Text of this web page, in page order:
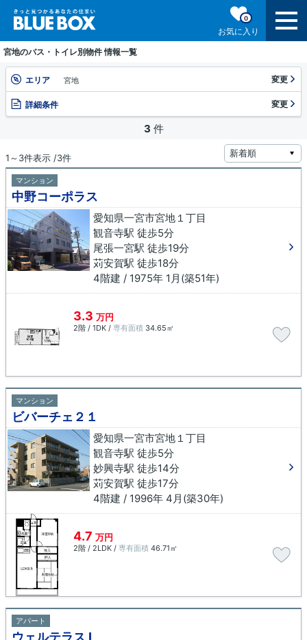
お気に入り
0
宮地のバス・トイレ別物件 情報一覧
エリア 宮地 変更
詳細条件 変更
3 件
1～3件表示 /3件
マンション
中野コーポラス
愛知県一宮市宮地１丁目
観音寺駅 徒歩5分
尾張一宮駅 徒歩19分
苅安賀駅 徒歩18分
4階建 / 1975年 1月(築51年)
3.3 万円
2階 / 1DK / 専有面積 34.65㎡
マンション
ビバーチェ２１
愛知県一宮市宮地１丁目
観音寺駅 徒歩5分
妙興寺駅 徒歩14分
苅安賀駅 徒歩17分
4階建 / 1996年 4月(築30年)
4.7 万円
2階 / 2LDK / 専有面積 46.71㎡
アパート
ウェルテラス Ⅰ